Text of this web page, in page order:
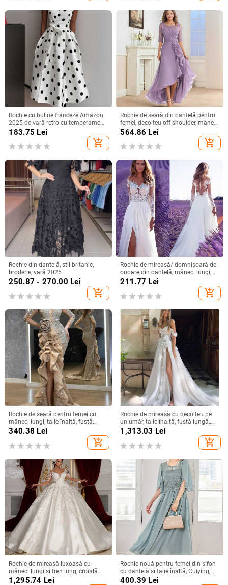
Rochie cu buline franceze Amazon
2025 de vară retro cu temperament
nou, talie subțire, fustă pentru femei
183.75 Lei
add_shopping_cart
Rochie de seară din dantelă pentru
femei, decolteu off-shoulder, mâneci
scurte, croială în A, talie înaltă,
564.86 Lei
add_shopping_cart
Rochie din dantelă, stil britanic,
broderie, vară 2025
250.87 - 270.00 Lei
add_shopping_cart
Rochie de mireasă/ domnișoară de
onoare din dantelă, mâneci lungi,
decolteu adânc în V, despicare, tren
211.77 Lei
add_shopping_cart
Rochie de seară pentru femei cu
mâneci lungi, talie înaltă, fustă
lungă, țesătură spray metalică,
340.38 Lei
add_shopping_cart
Rochie de mireasă cu decolteu pe
un umăr, talie înaltă, fustă lungă,
poliester
1,313.03 Lei
add_shopping_cart
Rochie de mireasă luxoasă cu
mâneci lungi și tren lung, croială
slim, talie înaltă
1,295.74 Lei
Rochie nouă pentru femei din șifon
cu dantelă și talie înaltă, Cuiying,
Cuiying, rochie lungă elegantă cu
400.39 Lei